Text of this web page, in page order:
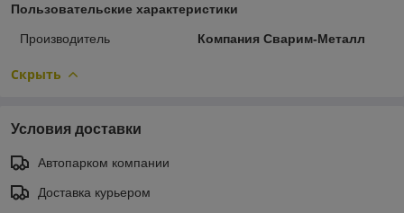
Пользовательские характеристики
Производитель Компания Сварим-Металл
Скрыть
Условия доставки
Автопарком компании
Доставка курьером